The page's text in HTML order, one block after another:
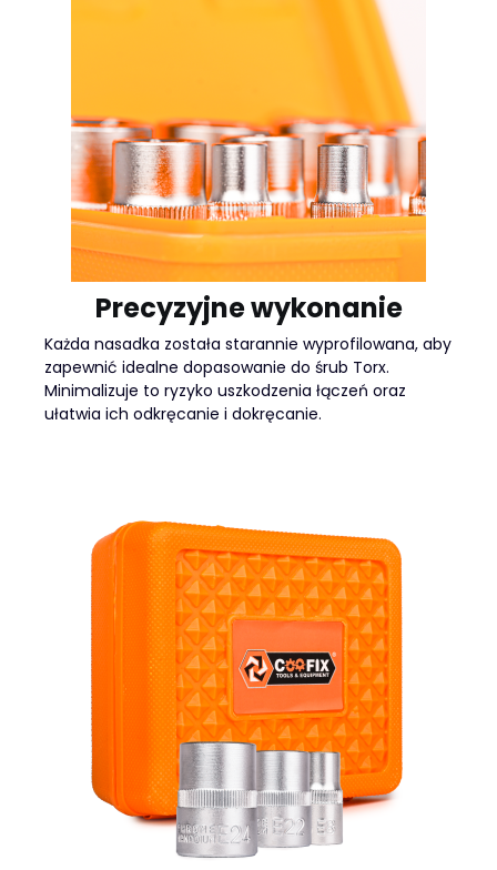
Precyzyjne wykonanie
Każda nasadka została starannie wyprofilowana, aby
zapewnić idealne dopasowanie do śrub Torx.
Minimalizuje to ryzyko uszkodzenia łączeń oraz
ułatwia ich odkręcanie i dokręcanie.